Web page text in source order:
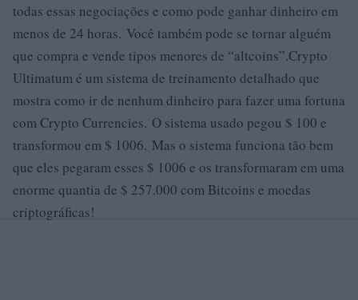
todas essas negociações e como pode ganhar dinheiro em
menos de 24 horas. Você também pode se tornar alguém
que compra e vende tipos menores de “altcoins”.Crypto
Ultimatum é um sistema de treinamento detalhado que
mostra como ir de nenhum dinheiro para fazer uma fortuna
com Crypto Currencies. O sistema usado pegou $ 100 e
transformou em $ 1006. Mas o sistema funciona tão bem
que eles pegaram esses $ 1006 e os transformaram em uma
enorme quantia de $ 257.000 com Bitcoins e moedas
criptográficas!